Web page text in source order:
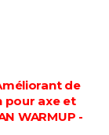
de
pour axe et
WARMUP -